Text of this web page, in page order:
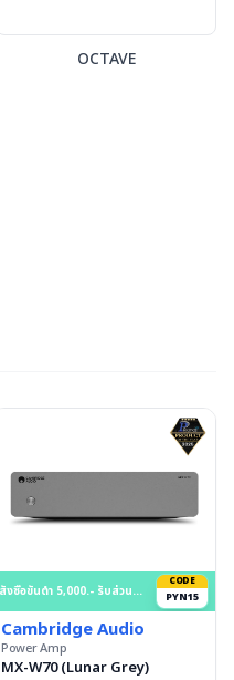
OCTAVE
สั่งซื้อขั้นต่ำ 5,000.- รับส่วนลด 15% สูงสุด 50,000.- บาท
CODE
PYN15
Cambridge Audio
Power Amp
MX-W70 (Lunar Grey)